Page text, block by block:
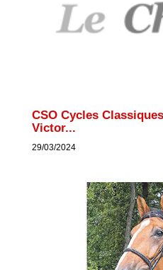
CSO Cycles
Victor...
29/03/2024